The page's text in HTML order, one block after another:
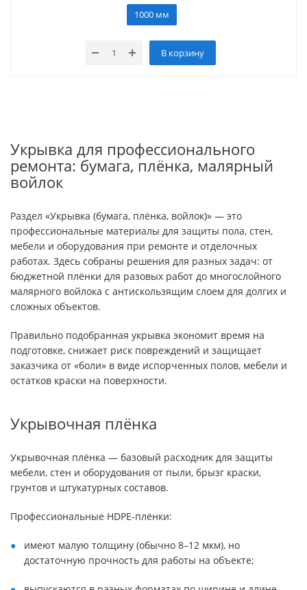
1000 мм
В корзину
Укрывка для профессионального
ремонта: бумага, плёнка, малярный
войлок
Раздел «Укрывка (бумага, плёнка, войлок)» — это
профессиональные материалы для защиты пола, стен,
мебели и оборудования при ремонте и отделочных
работах. Здесь собраны решения для разных задач: от
бюджетной плёнки для разовых работ до многослойного
малярного войлока с антискользящим слоем для долгих и
сложных объектов.
Правильно подобранная укрывка экономит время на
подготовке, снижает риск повреждений и защищает
заказчика от «боли» в виде испорченных полов, мебели и
остатков краски на поверхности.
Укрывочная плёнка
Укрывочная плёнка — базовый расходник для защиты
мебели, стен и оборудования от пыли, брызг краски,
грунтов и штукатурных составов.
Профессиональные HDPE-плёнки:
имеют малую толщину (обычно 8–12 мкм), но
достаточную прочность для работы на объекте;